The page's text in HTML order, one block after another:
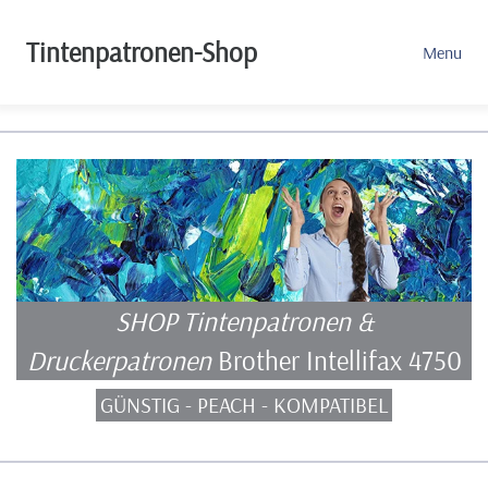
Tintenpatronen-Shop Menu
SHOP Tintenpatronen &
Druckerpatronen Brother Intellifax 4750
GÜNSTIG - PEACH - KOMPATIBEL